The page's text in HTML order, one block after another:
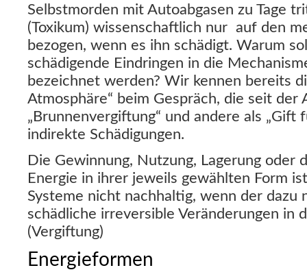
Selbstmorden mit Autoabgasen zu Tage
(Toxikum) wissenschaftlich nur auf den
bezogen, wenn es ihn schädigt. Warum
schädigende Eindringen in die
bezeichnet werden? Wir kennen bereits
Atmosphäre“ beim Gespräch, die seit der
„Brunnenvergiftung“ und andere als „Gift
indirekte Schädigungen.
Die Gewinnung, Nutzung, Lagerung oder
Energie in ihrer jeweils gewählten Form
Systeme nicht nachhaltig, wenn der dazu
schädliche irreversible Veränderungen in
(Vergiftung)
Energieformen